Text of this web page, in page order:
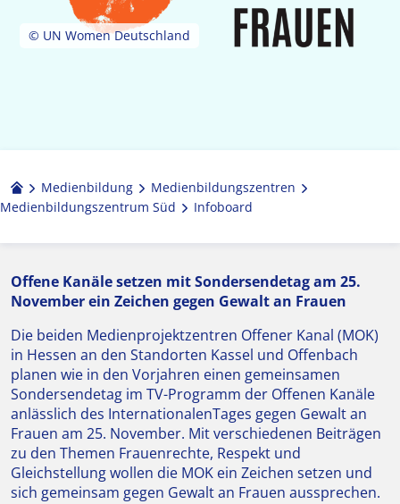
© UN Women Deutschland
Medienbildung
Medien­bildungs­zentren
Medienbildungszentrum Süd
Infoboard
Offene Kanäle setzen mit Sondersendetag am 25.
November ein Zeichen gegen Gewalt an Frauen
Die beiden Medienprojektzentren Offener Kanal (MOK)
in Hessen an den Standorten Kassel und Offenbach
planen wie in den Vorjahren einen gemeinsamen
Sondersendetag im TV-Programm der Offenen Kanäle
anlässlich des InternationalenTages gegen Gewalt an
Frauen am 25. November. Mit verschiedenen Beiträgen
zu den Themen Frauenrechte, Respekt und
Gleichstellung wollen die MOK ein Zeichen setzen und
sich gemeinsam gegen Gewalt an Frauen aussprechen.